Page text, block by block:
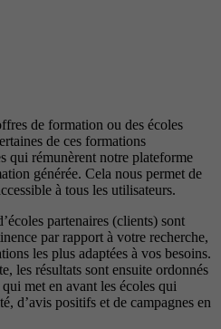
de formation ou des écoles
de ces formations
qui rémunèrent notre plateforme
générée. Cela nous permet de
à tous les utilisateurs.
partenaires (clients) sont
par rapport à votre recherche,
les plus adaptées à vos besoins.
les résultats sont ensuite ordonnés
met en avant les écoles qui
d’avis positifs et de campagnes en